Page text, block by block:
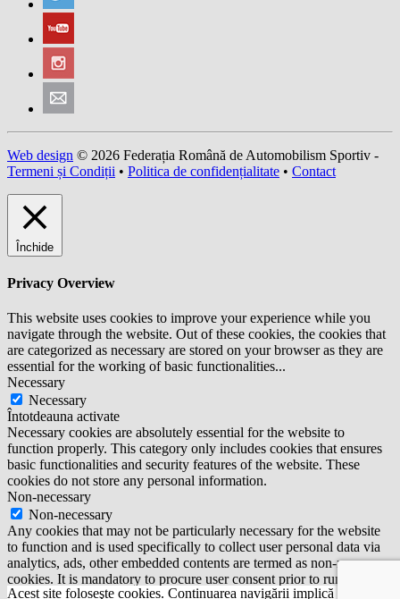
Web design © 2026 Federația Română de Automobilism Sportiv -
Termeni și Condiții • Politica de confidențialitate • Contact
Acest site foloseşte cookies. Continuarea navigării implică acceptarea
Închide
Privacy Overview
This website uses cookies to improve your experience while you
navigate through the website. Out of these cookies, the cookies that
are categorized as necessary are stored on your browser as they are
essential for the working of basic functionalities...
Necessary
Necessary
Întotdeauna activate
Necessary cookies are absolutely essential for the website to
function properly. This category only includes cookies that ensures
basic functionalities and security features of the website. These
cookies do not store any personal information.
Non-necessary
Non-necessary
Any cookies that may not be particularly necessary for the website
to function and is used specifically to collect user personal data via
analytics, ads, other embedded contents are termed as non-necessary
cookies. It is mandatory to procure user consent prior to running
these cookies on your website.